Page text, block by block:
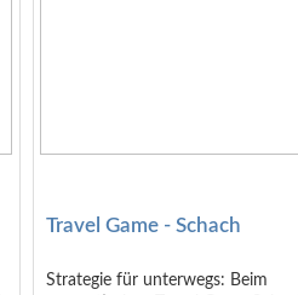
Travel Game - Schach
Strategie für unterwegs: Beim